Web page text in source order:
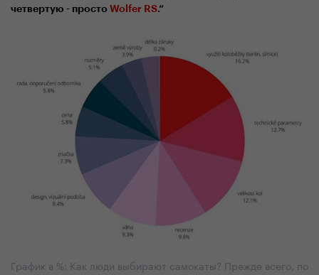
четвертую - просто Wolfer RS.“
График в %: Как люди выбирают самокаты? Прежде всего, по